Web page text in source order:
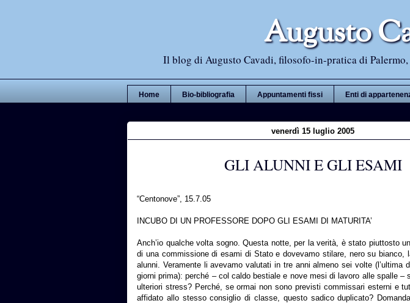
Augusto
Il blog di Augusto Cavadi, filosofo-in-pratica di
Home Bio-bibliografia Appuntamenti fissi Enti di
venerdì 15 luglio 2005
GLI ALUNNI E GLI ESAMI
“Centonove”, 15.7.05
INCUBO DI UN PROFESSORE DOPO GLI ESAMI DI MATURITA’
Anch’io qualche volta sogno. Questa notte, per la verità, è stato piuttosto
di una commissione di esami di Stato e dovevamo stilare, nero su bianco,
alunni. Veramente li avevamo valutati in tre anni almeno sei volte (l’ultima
giorni prima): perché – col caldo bestiale e nove mesi di lavoro alle spalle –
ulteriori stress? Perché, se ormai non sono previsti commissari esterni e
affidato allo stesso consiglio di classe, questo sadico duplicato?